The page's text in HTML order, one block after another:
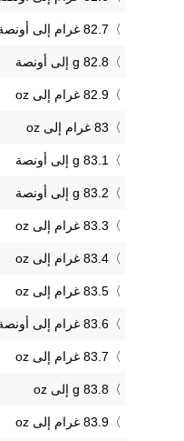
82.7 غرام إلى أونصة
82.8 g إلى أونصة
82.9 غرام إلى oz
83 غرام إلى oz
83.1 g إلى أونصة
83.2 g إلى أونصة
83.3 غرام إلى oz
83.4 غرام إلى oz
83.5 غرام إلى oz
83.6 غرام إلى أونصة
83.7 غرام إلى oz
83.8 g إلى oz
83.9 غرام إلى oz